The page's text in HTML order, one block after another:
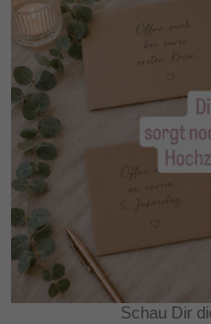
Schau Dir